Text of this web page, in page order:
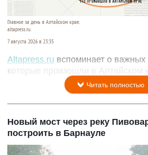
Главное за день в Алтайском крае.
altapress.ru.
7 августа 2026 в 23:35
Altapress.ru вспоминает о важных
которые произошли в Алтайском
Читать полностью
Новый мост через реку
построить в Барнауле